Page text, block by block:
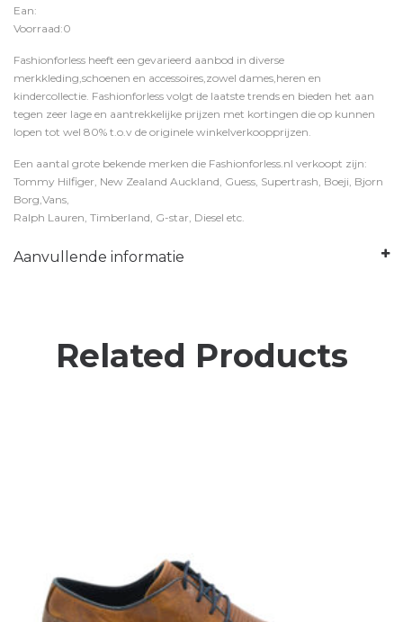
Ean:
Voorraad:0
Fashionforless heeft een gevarieerd aanbod in diverse
merkkleding,schoenen en accessoires,zowel dames,heren en
kindercollectie. Fashionforless volgt de laatste trends en bieden het aan
tegen zeer lage en aantrekkelijke prijzen met kortingen die op kunnen
lopen tot wel 80% t.o.v de originele winkelverkoopprijzen.
Een aantal grote bekende merken die Fashionforless.nl verkoopt zijn:
Tommy Hilfiger, New Zealand Auckland, Guess, Supertrash, Boeji, Bjorn
Borg,Vans,
Ralph Lauren, Timberland, G-star, Diesel etc.
Aanvullende informatie
Related Products